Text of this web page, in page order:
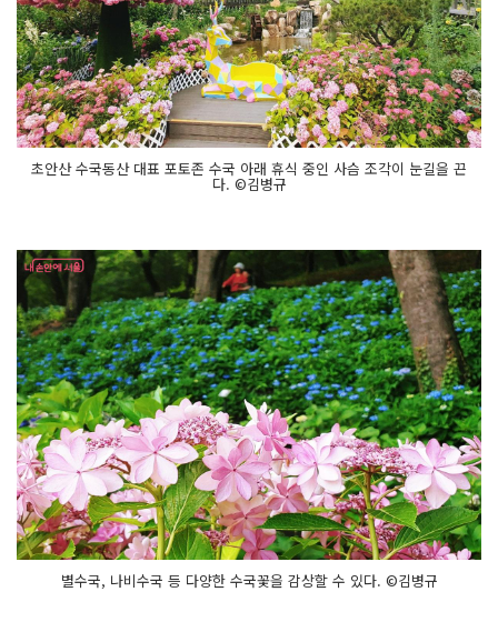
초안산 수국동산 대표 포토존 수국 아래 휴식 중인 사슴 조각이 눈길을 끈
다. ©김병규
별수국, 나비수국 등 다양한 수국꽃을 감상할 수 있다. ©김병규